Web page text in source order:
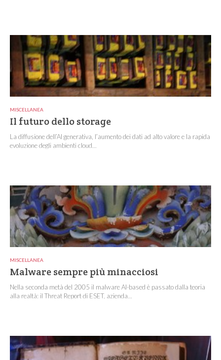
MISCELLANEA
Il futuro dello storage
La diffusione dell’AI generativa, l’aumento dei dati ad alto valore e la rapida
evoluzione degli ambienti cloud...
MISCELLANEA
Malware sempre più minacciosi
Nella seconda metà del 2005 il malware AI-based è passato dalla teoria
alla realtà: il Threat Report di ESET, azienda...